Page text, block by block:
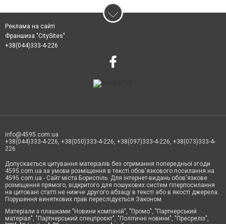
Реклама на сайті
Франшиза "CitySites"
+38(044)333-4-226
info@4595.com.ua
+38(044)333-4-226, +38(050)333-4-226, +38(097)333-4-226, +38(073)333-4-
226
Допускається цитування матеріалів без отримання попередньої згоди
4595.com.ua за умови розміщення в тексті обов'язкового посилання на
4595.com.ua - Сайт міста Бориспіль. Для інтернет-видань обов'язкове
розміщення прямого, відкритого для пошукових систем гіперпосилання
на цитовані статті не нижче другого абзацу в тексті або в якості джерела.
Порушення виняткових прав переслідується Законом.
Матеріали з плашками "Новини компаній", "Промо", "Партнерський
матеріал", "Партнерський спецпроєкт", "Політичні новини", "Пресреліз",